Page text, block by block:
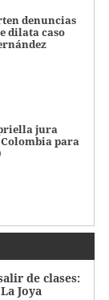
denuncias
dilata caso
jura
para
de clases:
Joya